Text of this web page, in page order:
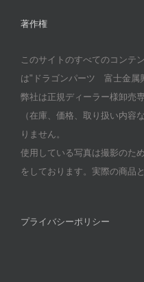
著作権
このサイトのすべてのコンテ
は"ドラゴンパーツ 富士金属
弊社は正規ディーラー様卸売
（在庫、価格、取り扱い内容
りません。
使用している写真は撮影のた
をしております。実際の商品
プライバシーポリシー